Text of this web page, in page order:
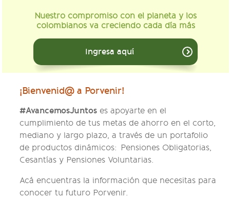
Nuestro compromiso con el planeta y los
colombianos va creciendo cada día más
Ingresa aquí
¡Bienvenid@ a Porvenir!
#AvancemosJuntos es apoyarte en el
cumplimiento de tus metas de ahorro en el corto,
mediano y largo plazo, a través de un portafolio
de productos dinámicos: Pensiones Obligatorias,
Cesantías y Pensiones Voluntarias.
Acá encuentras la información que necesitas para
conocer tu futuro Porvenir.